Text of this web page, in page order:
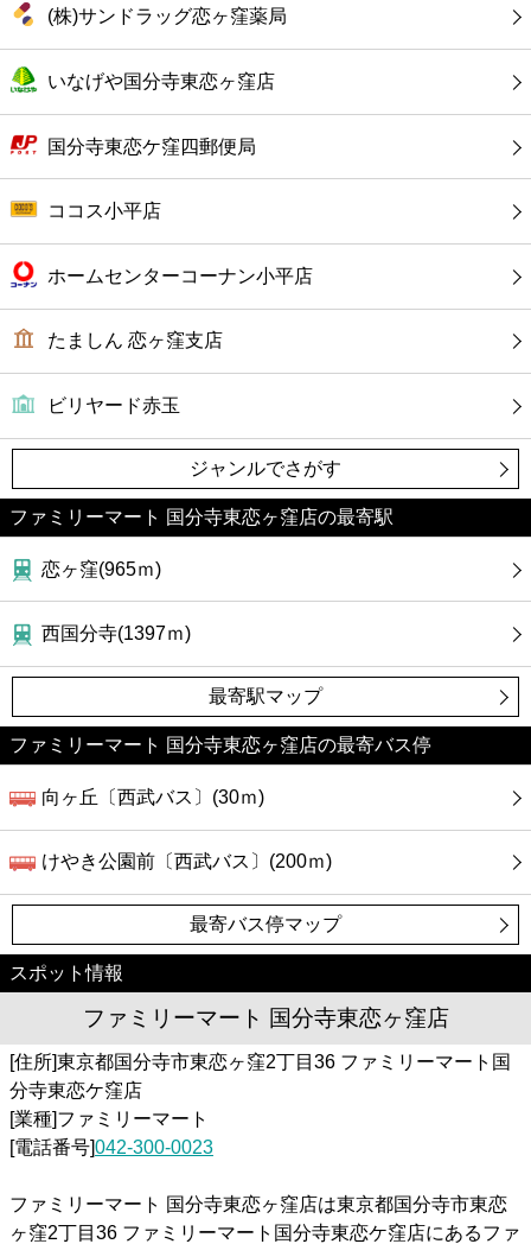
銀行
公共
(株)サンドラッグ恋ヶ窪薬局
いなげや国分寺東恋ヶ窪店
国分寺東恋ケ窪四郵便局
ココス小平店
ホームセンターコーナン小平店
たましん 恋ヶ窪支店
ビリヤード赤玉
ジャンルでさがす
ファミリーマート 国分寺東恋ヶ窪店の最寄駅
恋ヶ窪(965ｍ)
西国分寺(1397ｍ)
最寄駅マップ
ファミリーマート 国分寺東恋ヶ窪店の最寄バス停
向ヶ丘〔西武バス〕(30ｍ)
けやき公園前〔西武バス〕(200ｍ)
最寄バス停マップ
スポット情報
ファミリーマート 国分寺東恋ヶ窪店
[住所]東京都国分寺市東恋ヶ窪2丁目36 ファミリーマート国
分寺東恋ケ窪店
[業種]ファミリーマート
[電話番号]042-300-0023
ファミリーマート 国分寺東恋ヶ窪店は東京都国分寺市東恋
ヶ窪2丁目36 ファミリーマート国分寺東恋ケ窪店にあるファ